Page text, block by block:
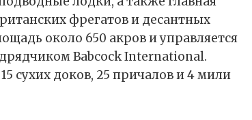
фрегатов и десантных
около 650 акров и управляется
Babcock International.
сухих доков, 25 причалов и 4 мили